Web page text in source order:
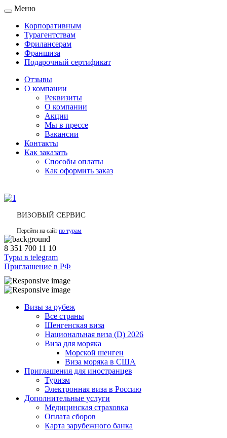
Toggle
navigation
Меню
Корпоративным
Турагентствам
Фрилансерам
Франшиза
Подарочный сертификат
Отзывы
О компании
Реквизиты
О компании
Акции
Мы в прессе
Вакансии
Контакты
Как заказать
Способы оплаты
Как оформить заказ
ВИЗОВЫЙ СЕРВИС
Перейти на сайт по турам
8 351 700 11 10
Туры в telegram
Приглашение в РФ
Визы за рубеж
Все страны
Шенгенская виза
Национальная виза (D) 2026
Виза для моряка
Морской шенген
Виза моряка в США
Приглашения для иностранцев
Туризм
Электронная виза в Россию
Дополнительные услуги
Медицинская страховка
Оплата сборов
Карта зарубежного банка